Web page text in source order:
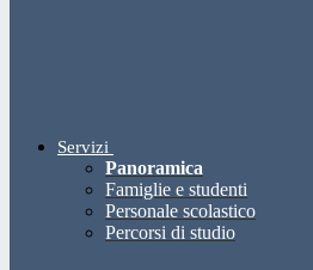
Servizi
Panoramica
Famiglie e studenti
Personale scolastico
Percorsi di studio